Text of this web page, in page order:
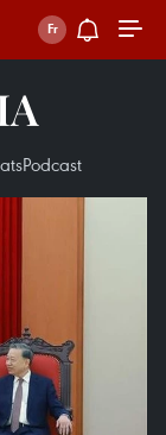
Podcast